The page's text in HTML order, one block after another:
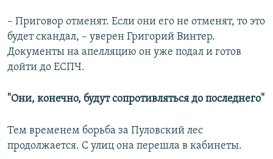
– Приговор отменят. Если они его не отменят, то это
будет скандал, – уверен Григорий Винтер.
Документы на апелляцию он уже подал и готов
дойти до ЕСПЧ.
"Они, конечно, будут сопротивляться до последнего"
Тем временем борьба за Пуловский лес
продолжается. С улиц она перешла в кабинеты.